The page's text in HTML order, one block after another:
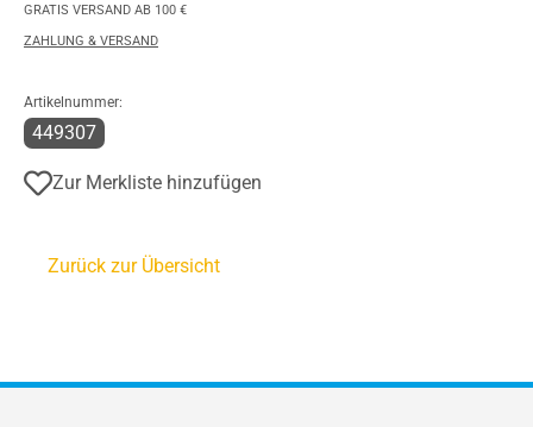
GRATIS VERSAND AB 100 €
ZAHLUNG & VERSAND
Artikelnummer:
449307
Zur Merkliste hinzufügen
Zurück zur Übersicht